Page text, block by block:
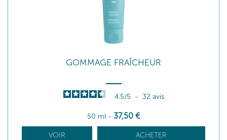
GOMMAGE FRAÎCHEUR
4.5/5 - 32 avis
50 ml - 37,50 €
VOIR ACHETER